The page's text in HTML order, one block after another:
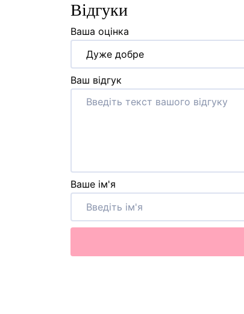
Відгуки
Ваша оцінка
Дуже добре
Ваш відгук
Ваше ім'я